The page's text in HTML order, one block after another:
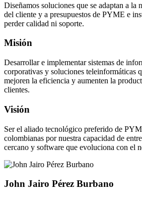
Diseñamos soluciones que se adaptan a la
del cliente y a presupuestos de PYME e
perder calidad ni soporte.
Misión
Desarrollar e implementar sistemas de
corporativas y soluciones teleinformáticas
mejoren la eficiencia y aumenten la
clientes.
Visión
Ser el aliado tecnológico preferido de
colombianas por nuestra capacidad de
cercano y software que evoluciona con el
John Jairo Pérez Burbano